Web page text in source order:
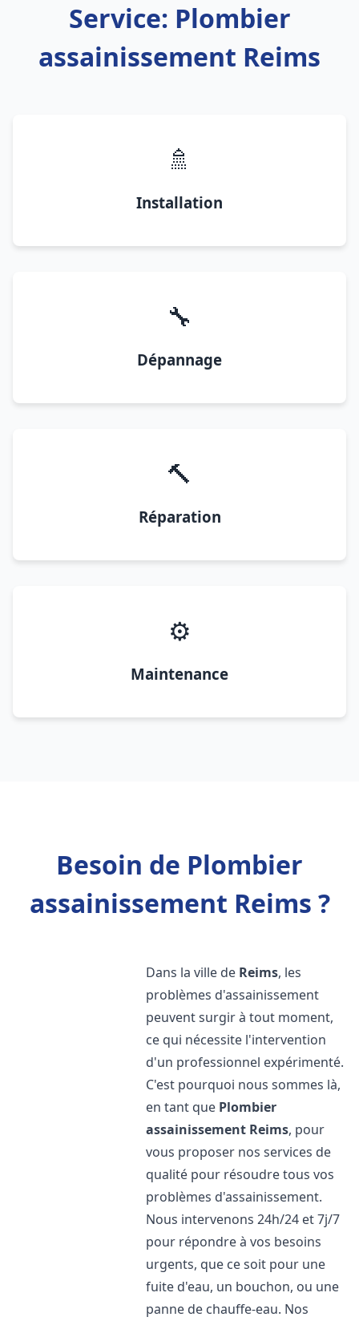
Service: Plombier
assainissement Reims
🚿
Installation
🔧
Dépannage
🔨
Réparation
⚙️
Maintenance
Besoin de Plombier
assainissement Reims ?
Dans la ville de Reims, les
problèmes d'assainissement
peuvent surgir à tout moment,
ce qui nécessite l'intervention
d'un professionnel expérimenté.
C'est pourquoi nous sommes là,
en tant que Plombier
assainissement Reims, pour
vous proposer nos services de
qualité pour résoudre tous vos
problèmes d'assainissement.
Nous intervenons 24h/24 et 7j/7
pour répondre à vos besoins
urgents, que ce soit pour une
fuite d'eau, un bouchon, ou une
panne de chauffe-eau. Nos